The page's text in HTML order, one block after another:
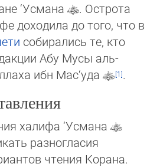
‘Усмана
. Острота
доходила до того, что в
со­бира­лись те, кто
Абу Мусы аль-
ибн Мас‘уда .
халифа ‘Усмана
разногласия
чтения Корана.